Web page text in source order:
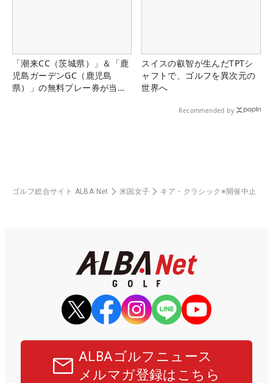
「潮来CC（茨城県）」＆「鹿
児島ガーデンGC（鹿児島
県）」の無料プレー券が当た
スイスの叡智が生んだTPTシ
ャフトで、ゴルフを異次元の
世界へ
Recommended by
ゴルフ総合サイト ALBA Net 米国女子 キア・クラシック※開催中止
ALBAゴルフニュース
メルマガ登録はこちら